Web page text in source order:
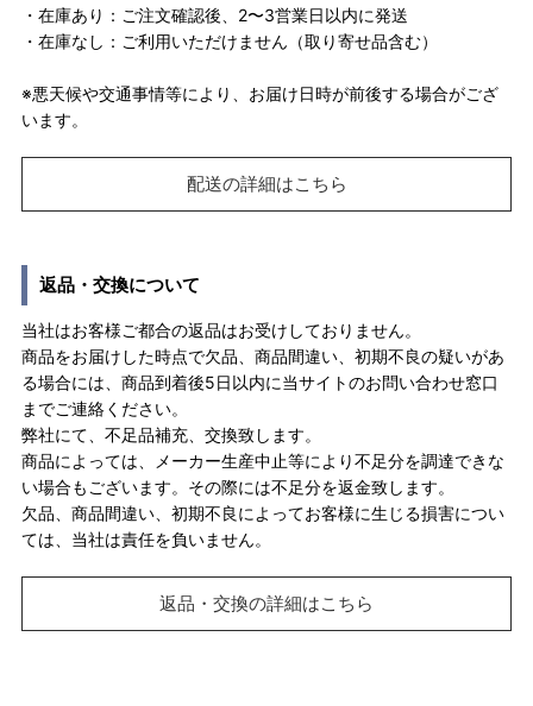
・在庫あり：ご注文確認後、2〜3営業日以内に発送
・在庫なし：ご利用いただけません（取り寄せ品含む）
※悪天候や交通事情等により、お届け日時が前後する場合がござ
います。
配送の詳細はこちら
返品・交換について
当社はお客様ご都合の返品はお受けしておりません。
商品をお届けした時点で欠品、商品間違い、初期不良の疑いがあ
る場合には、商品到着後5日以内に当サイトのお問い合わせ窓口
までご連絡ください。
弊社にて、不足品補充、交換致します。
商品によっては、メーカー生産中止等により不足分を調達できな
い場合もございます。その際には不足分を返金致します。
欠品、商品間違い、初期不良によってお客様に生じる損害につい
ては、当社は責任を負いません。
返品・交換の詳細はこちら